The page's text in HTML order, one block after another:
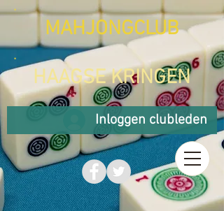
MAHJONGCLUB
HAAGSE KRINGEN
Inloggen clubleden